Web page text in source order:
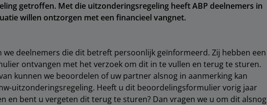
getroffen. Met die uitzonderingsregeling heeft ABP deelnemers in
willen ontzorgen met een financieel vangnet.
we deelnemers die dit betreft persoonlijk geïnformeerd. Zij hebben een
ontvangen met het verzoek om dit in te vullen en terug te sturen.
kunnen we beoordelen of uw partner alsnog in aanmerking kan
uitzonderingsregeling. Heeft u dit beoordelingsformulier vorig jaar
en bent u vergeten dit terug te sturen? Dan vragen we u om dit alsnog